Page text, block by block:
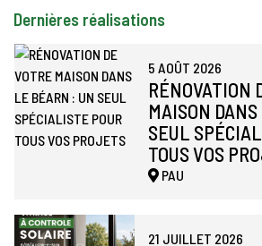
Dernières réalisations
5 AOÛT 2026
RÉNOVATION
MAISON
SEUL
TOUS VOS
PAU
21 JUILLET 2026